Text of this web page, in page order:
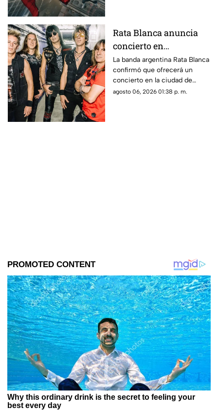
Rata Blanca anuncia
concierto en
Chihuahua capital:
confirman fecha
La banda argentina Rata Blanca
confirmó que ofrecerá un
concierto en la ciudad de
Chihuahua como parte de su
agosto 06, 2026 01:38 p. m.